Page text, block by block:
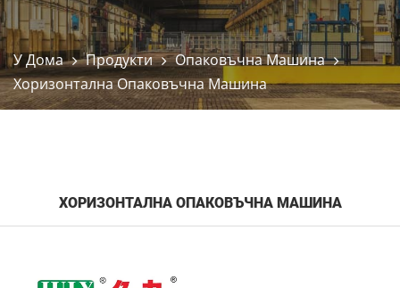
У Дома Продукти
Опаковъчна Машина
Хоризонтална Опаковъчна Машина
ХОРИЗОНТАЛНА ОПАКОВЪЧНА МАШИНА